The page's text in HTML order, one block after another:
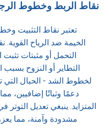
نقاط الربط وخطوط
تعتبر نقاط التثبيت
الخيمة ضد الرياح القوية.
التحمل أو مثبتات
التطاير أو النزوح بسبب
لخطوط الشد - الحبال التي
دعمًا وثباتًا إضافيين،
المتزايد. ينبغي تعديل
مشدودة وآمنة، مما